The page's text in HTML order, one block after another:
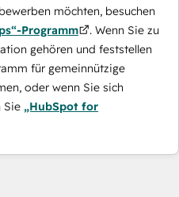
möchten, besuchen
Programm
. Wenn Sie zu
gehören und feststellen
für gemeinnützige
oder wenn Sie sich
Sie „HubSpot for